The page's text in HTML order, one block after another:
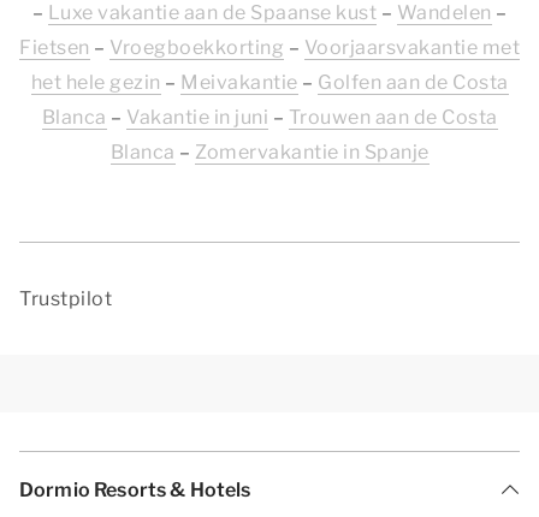
– Luxe vakantie aan de Spaanse kust – Wandelen –
Fietsen – Vroegboekkorting – Voorjaarsvakantie met
het hele gezin – Meivakantie – Golfen aan de Costa
Blanca – Vakantie in juni – Trouwen aan de Costa
Blanca – Zomervakantie in Spanje
Trustpilot
Dormio Resorts & Hotels